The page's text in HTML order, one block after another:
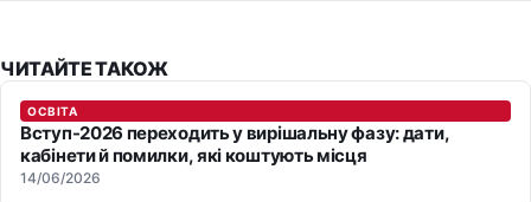
ЧИТАЙТЕ ТАКОЖ
ОСВІТА
Вступ-2026 переходить у вирішальну фазу: дати,
кабінети й помилки, які коштують місця
14/06/2026